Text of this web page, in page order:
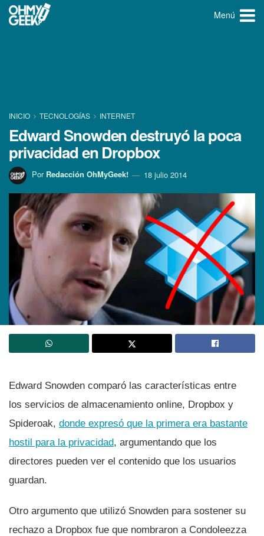
Menú
INICIO TECNOLOGÍ­AS INTERNET
Edward Snowden destruyó la poca
privacidad en Dropbox
Por Redacción OhMyGeek! 18 julio 2014
Edward Snowden comparó las caracterí­sticas entre
los servicios de almacenamiento online, Dropbox y
Spideroak, donde expresó que la primera era bastante
hostil para la privacidad, argumentando que los
directores pueden ver el contenido que los usuarios
guardan.
Otro argumento que utilizó Snowden para sostener su
rechazo a Dropbox fue que nombraron a Condoleezza